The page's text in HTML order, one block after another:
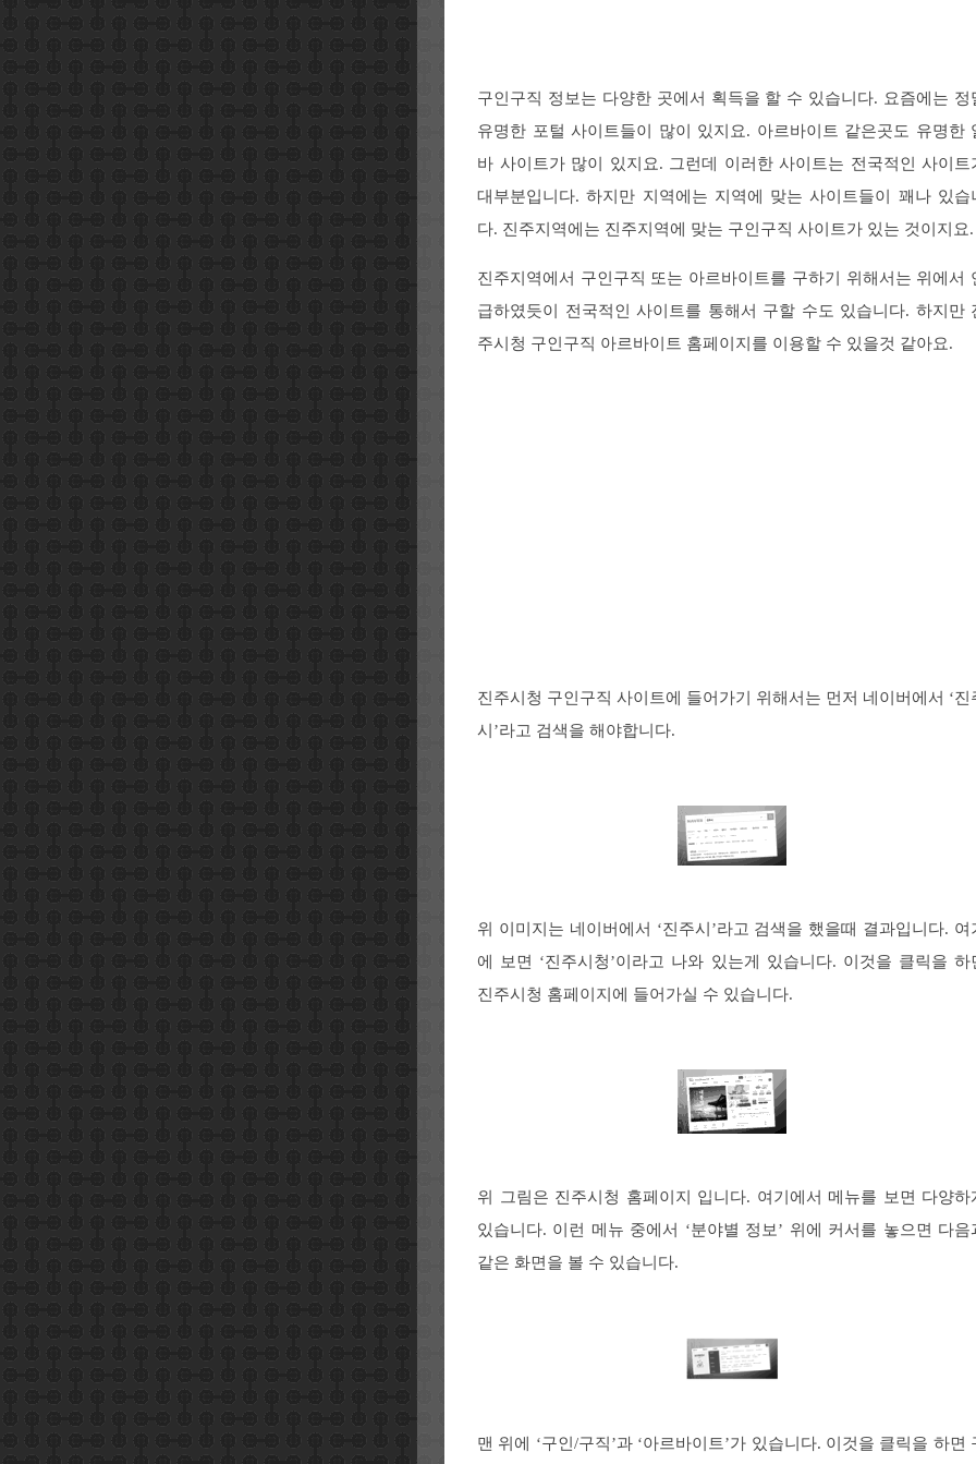
구인구직 정보는 다양한 곳에서 획득을 할 수 있습니다. 요즘에는 정
유명한 포털 사이트들이 많이 있지요. 아르바이트 같은곳도 유명한
바 사이트가 많이 있지요. 그런데 이러한 사이트는 전국적인 사이트
대부분입니다. 하지만 지역에는 지역에 맞는 사이트들이 꽤나 있습
다. 진주지역에는 진주지역에 맞는 구인구직 사이트가 있는 것이지요.
진주지역에서 구인구직 또는 아르바이트를 구하기 위해서는 위에서
급하였듯이 전국적인 사이트를 통해서 구할 수도 있습니다. 하지만
주시청 구인구직 아르바이트 홈페이지를 이용할 수 있을것 같아요.
진주시청 구인구직 사이트에 들어가기 위해서는 먼저 네이버에서 ‘진
시’라고 검색을 해야합니다.
위 이미지는 네이버에서 ‘진주시’라고 검색을 했을때 결과입니다. 여
에 보면 ‘진주시청’이라고 나와 있는게 있습니다. 이것을 클릭을 하
진주시청 홈페이지에 들어가실 수 있습니다.
위 그림은 진주시청 홈페이지 입니다. 여기에서 메뉴를 보면 다양하
있습니다. 이런 메뉴 중에서 ‘분야별 정보’ 위에 커서를 놓으면 다음
같은 화면을 볼 수 있습니다.
맨 위에 ‘구인/구직’과 ‘아르바이트’가 있습니다. 이것을 클릭을 하면